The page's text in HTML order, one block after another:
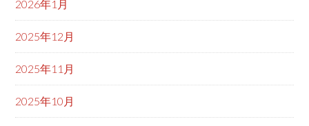
2026年1月
2025年12月
2025年11月
2025年10月